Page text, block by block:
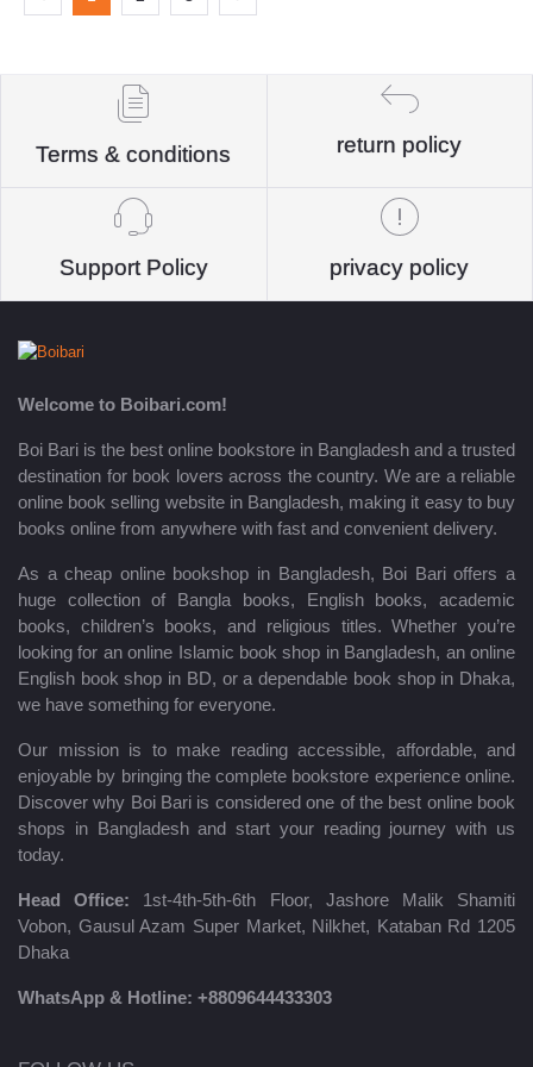
Terms & conditions return policy
Support Policy privacy policy
Welcome to Boibari.com!
Boi Bari is the best online bookstore in Bangladesh and a trusted
destination for book lovers across the country. We are a reliable
online book selling website in Bangladesh, making it easy to buy
books online from anywhere with fast and convenient delivery.
As a cheap online bookshop in Bangladesh, Boi Bari offers a
huge collection of Bangla books, English books, academic
books, children’s books, and religious titles. Whether you’re
looking for an online Islamic book shop in Bangladesh, an online
English book shop in BD, or a dependable book shop in Dhaka,
we have something for everyone.
Our mission is to make reading accessible, affordable, and
enjoyable by bringing the complete bookstore experience online.
Discover why Boi Bari is considered one of the best online book
shops in Bangladesh and start your reading journey with us
today.
Head Office: 1st-4th-5th-6th Floor, Jashore Malik Shamiti
Vobon, Gausul Azam Super Market, Nilkhet, Kataban Rd 1205
Dhaka
WhatsApp & Hotline: +8809644433303